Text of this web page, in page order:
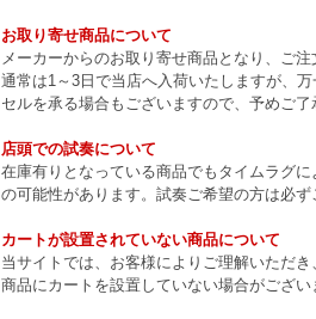
お取り寄せ商品について
メーカーからのお取り寄せ商品となり、ご
通常は1～3日で当店へ入荷いたしますが、
セルを承る場合もございますので、予めご了
店頭での試奏について
在庫有りとなっている商品でもタイムラグ
の可能性があります。試奏ご希望の方は必ず
カートが設置されていない商品について
当サイトでは、お客様によりご理解いただ
商品にカートを設置していない場合がござい